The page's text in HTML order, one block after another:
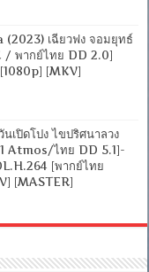
เฉียวฟง จอมยุทธ์
/ พากย์ไทย DD 2.0]
[MKV]
ปิดโปง ไขปริศนาลวง
Atmos/ไทย DD 5.1]-
[พากย์ไทย
[MASTER]